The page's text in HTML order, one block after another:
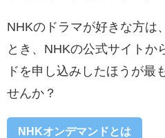
NHKのドラマが好きな方は
とき、NHKの公式サイトか
ドを申し込みしたほうが最
せんか？
NHKオンデマンドとは